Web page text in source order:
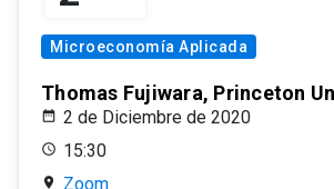
Microeconomía Aplicada
Thomas Fujiwara, Princeton
2 de Diciembre de 2020
15:30
Zoom